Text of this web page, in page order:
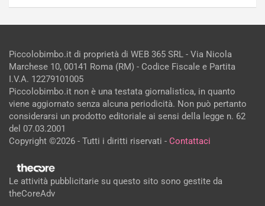
Piccolobimbo.it di proprietà di WEB 365 SRL - Via Nicola
Marchese 10, 00141 Roma (RM) - Codice Fiscale e Partita
I.V.A. 12279101005
Piccolobimbo.it non è una testata giornalistica, in quanto
viene aggiornato senza alcuna periodicità. Non può pertanto
considerarsi un prodotto editoriale ai sensi della legge n. 62
del 07.03.2001
Copyright ©2026 - Tutti i diritti riservati - Contattaci
Le attività pubblicitarie su questo sito sono gestite da
theCoreAdv